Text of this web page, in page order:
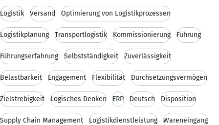
Logistik Versand Optimierung von Logistikprozessen
Logistikplanung Transportlogistik Kommissionierung Führung
Führungserfahrung Selbstständigkeit Zuverlässigkeit
Belastbarkeit Engagement Flexibilität Durchsetzungsvermögen
Zielstrebigkeit Logisches Denken ERP Deutsch Disposition
Supply Chain Management Logistikdienstleistung Wareneingang